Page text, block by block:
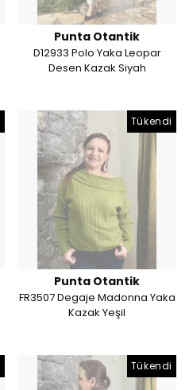
Punta Otantik
D12933 Polo Yaka Leopar
Desen Kazak Siyah
Tükendi
Punta Otantik
FR3507 Degaje Madonna Yaka
Kazak Yeşil
Tükendi